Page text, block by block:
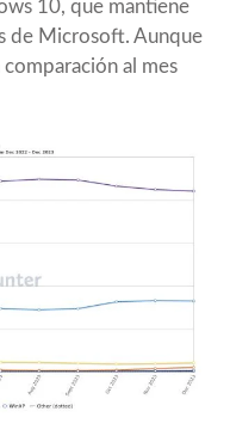
10, que mantiene
de Microsoft. Aunque
al mes